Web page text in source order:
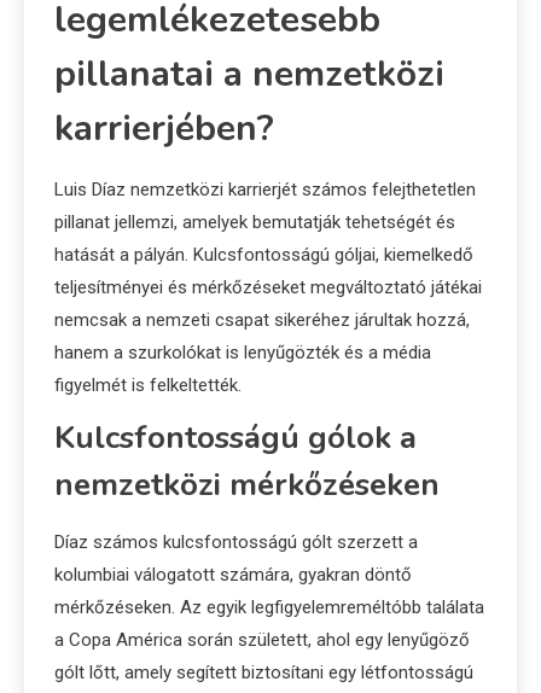
legemlékezetesebb
pillanatai a nemzetközi
karrierjében?
Luis Díaz nemzetközi karrierjét számos felejthetetlen
pillanat jellemzi, amelyek bemutatják tehetségét és
hatását a pályán. Kulcsfontosságú góljai, kiemelkedő
teljesítményei és mérkőzéseket megváltoztató játékai
nemcsak a nemzeti csapat sikeréhez járultak hozzá,
hanem a szurkolókat is lenyűgözték és a média
figyelmét is felkeltették.
Kulcsfontosságú gólok a
nemzetközi mérkőzéseken
Díaz számos kulcsfontosságú gólt szerzett a
kolumbiai válogatott számára, gyakran döntő
mérkőzéseken. Az egyik legfigyelemreméltóbb találata
a Copa América során született, ahol egy lenyűgöző
gólt lőtt, amely segített biztosítani egy létfontosságú